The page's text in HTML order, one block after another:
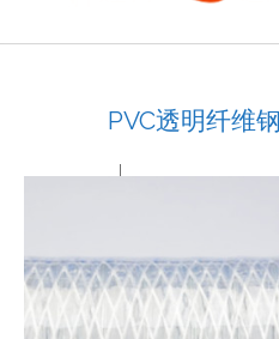
PVC透明纤维